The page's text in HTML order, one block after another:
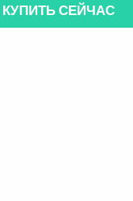
КУПИТЬ СЕЙЧАС